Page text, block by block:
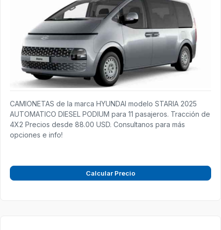
CAMIONETAS de la marca HYUNDAI modelo STARIA 2025
AUTOMATICO DIESEL PODIUM para 11 pasajeros. Tracción de
4X2 Precios desde 88.00 USD. Consultanos para más
opciones e info!
Calcular Precio